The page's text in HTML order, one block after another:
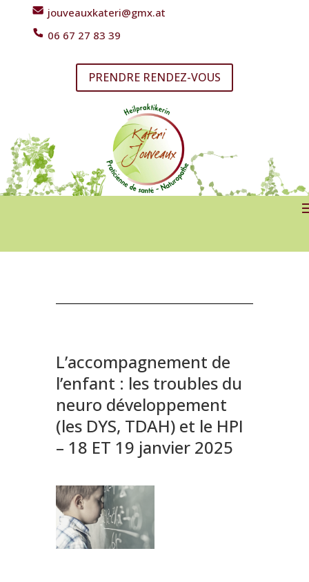
jouveauxkateri@gmx.at
06 67 27 83 39
PRENDRE RENDEZ-VOUS
L’accompagnement de
l’enfant : les troubles du
neuro développement
(les DYS, TDAH) et le HPI
– 18 ET 19 janvier 2025